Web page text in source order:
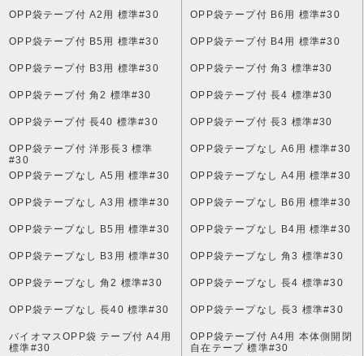
OPP袋テープ付 A2用 標準#30 OPP袋テープ付 B6用 標準#30
OPP袋テープ付 B5用 標準#30 OPP袋テープ付 B4用 標準#30
OPP袋テープ付 B3用 標準#30 OPP袋テープ付 角3 標準#30
OPP袋テープ付 角2 標準#30 OPP袋テープ付 長4 標準#30
OPP袋テープ付 長40 標準#30 OPP袋テープ付 長3 標準#30
OPP袋テープ付 洋形長3 標準
#30
OPP袋テープなし A6用 標準#30
OPP袋テープなし A5用 標準#30 OPP袋テープなし A4用 標準#30
OPP袋テープなし A3用 標準#30 OPP袋テープなし B6用 標準#30
OPP袋テープなし B5用 標準#30 OPP袋テープなし B4用 標準#30
OPP袋テープなし B3用 標準#30 OPP袋テープなし 角3 標準#30
OPP袋テープなし 角2 標準#30 OPP袋テープなし 長4 標準#30
OPP袋テープなし 長40 標準#30 OPP袋テープなし 長3 標準#30
バイオマスOPP袋 テープ付 A4用
標準#30
OPP袋テープ付 A4用 本体側開閉
自在テープ 標準#30